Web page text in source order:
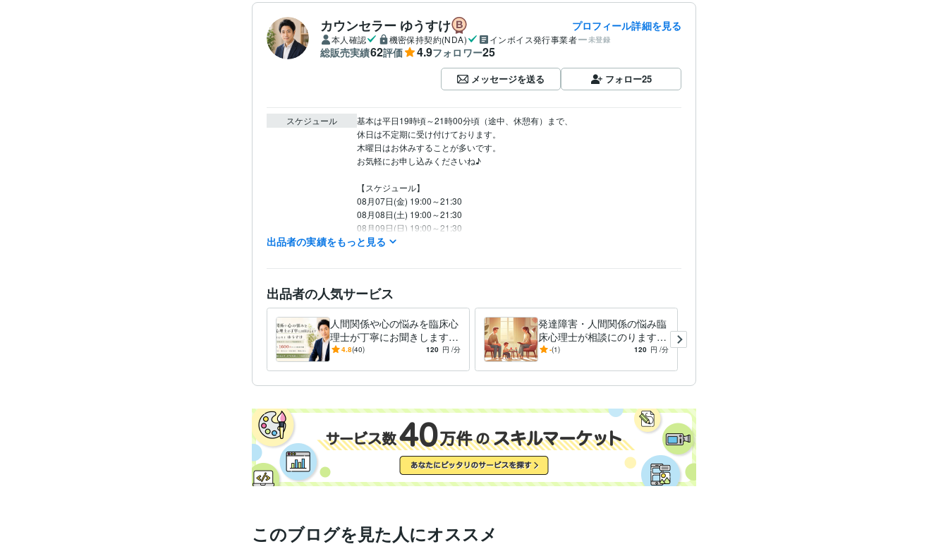
カウンセラー ゆうすけ プロフィール詳細を見る
本人確認 機密保持契約(NDA) インボイス発行事業者 未登録
総販売実績62評価 4.9フォロワー25
メッセージを送る フォロー25
スケジュール
基本は平日19時頃～21時00分頃（途中、休憩有）まで、
休日は不定期に受け付けております。
木曜日はお休みすることが多いです。
お気軽にお申し込みくださいね♪
【スケジュール】
08月07日(金) 19:00～21:30
08月08日(土) 19:00～21:30
08月09日(日) 19:00～21:30
※ 時間は変更する可能性があります。
ライフスタイル・その他 / カウンセラー・コーチ
職歴 精神科クリニック 2008年11月 ~ 2012年5月
スクールカウンセラー 2009年3月 ~ 現在
私設相談室 2012年3月 ~ 現在
ラチナランク昇格
資格・検定 臨床心理士 取得年 : 2008年
得意分野 悩み相談・カウンセリング カウンセリング、相談
出品者の実績をもっと見る
出品者の人気サービス
人間関係や心の悩みを臨床心
理士が丁寧にお聞きします
カウンセリング歴18年以上の
4.8(40) 120 円 /分
発達障害・人間関係の悩み臨
床心理士が相談にのります
カウンセリング歴17年以上の
-(1) 120 円 /分
このブログを見た人にオススメ